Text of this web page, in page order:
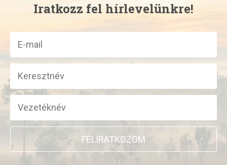
Iratkozz fel hírlevelünkre!
FELIRATKOZOM